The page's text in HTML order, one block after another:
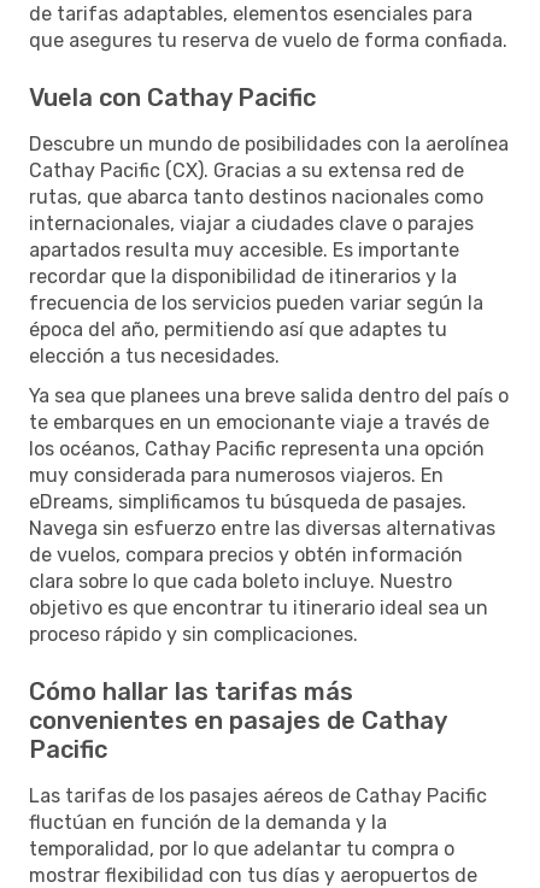
de tarifas adaptables, elementos esenciales para
que asegures tu reserva de vuelo de forma confiada.
Vuela con Cathay Pacific
Descubre un mundo de posibilidades con la aerolínea
Cathay Pacific (CX). Gracias a su extensa red de
rutas, que abarca tanto destinos nacionales como
internacionales, viajar a ciudades clave o parajes
apartados resulta muy accesible. Es importante
recordar que la disponibilidad de itinerarios y la
frecuencia de los servicios pueden variar según la
época del año, permitiendo así que adaptes tu
elección a tus necesidades.
Ya sea que planees una breve salida dentro del país o
te embarques en un emocionante viaje a través de
los océanos, Cathay Pacific representa una opción
muy considerada para numerosos viajeros. En
eDreams, simplificamos tu búsqueda de pasajes.
Navega sin esfuerzo entre las diversas alternativas
de vuelos, compara precios y obtén información
clara sobre lo que cada boleto incluye. Nuestro
objetivo es que encontrar tu itinerario ideal sea un
proceso rápido y sin complicaciones.
Cómo hallar las tarifas más
convenientes en pasajes de Cathay
Pacific
Las tarifas de los pasajes aéreos de Cathay Pacific
fluctúan en función de la demanda y la
temporalidad, por lo que adelantar tu compra o
mostrar flexibilidad con tus días y aeropuertos de